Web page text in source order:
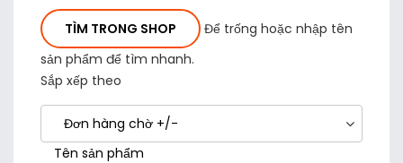
Để trống hoặc nhập tên
sản phẩm để tìm nhanh.
Sắp xếp theo
Đơn hàng chờ +/-
Tên sản phẩm